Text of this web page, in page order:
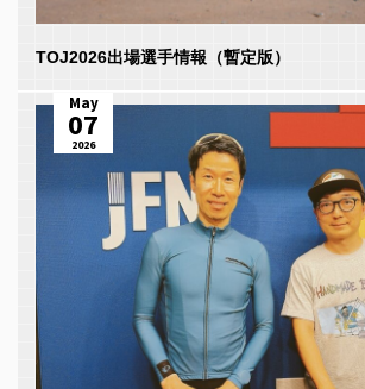
TOJ2026出場選手情報（暫定版）
May
07
2026